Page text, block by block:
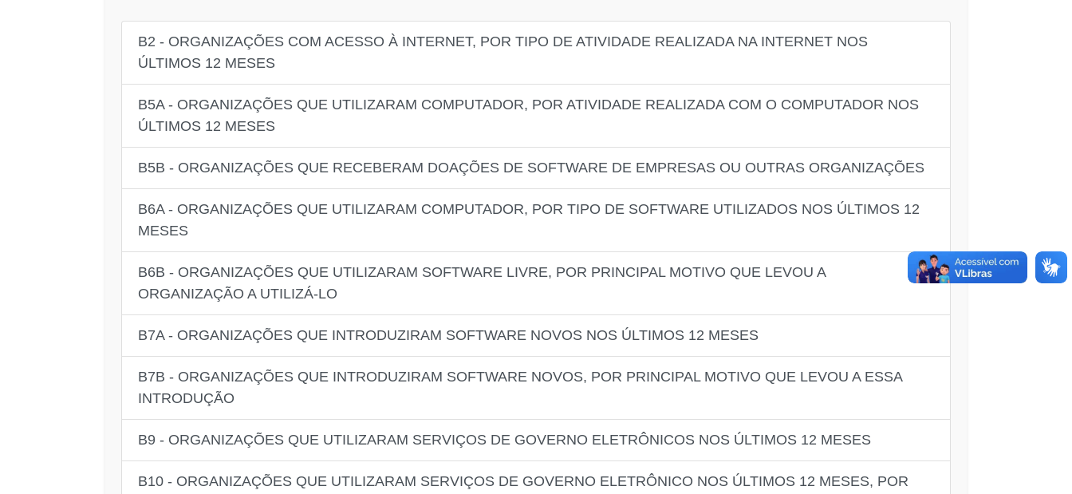
B2 - ORGANIZAÇÕES COM ACESSO À INTERNET, POR TIPO DE ATIVIDADE REALIZADA NA INTERNET NOS
ÚLTIMOS 12 MESES
B5A - ORGANIZAÇÕES QUE UTILIZARAM COMPUTADOR, POR ATIVIDADE REALIZADA COM O COMPUTADOR NOS
ÚLTIMOS 12 MESES
B5B - ORGANIZAÇÕES QUE RECEBERAM DOAÇÕES DE SOFTWARE DE EMPRESAS OU OUTRAS ORGANIZAÇÕES
B6A - ORGANIZAÇÕES QUE UTILIZARAM COMPUTADOR, POR TIPO DE SOFTWARE UTILIZADOS NOS ÚLTIMOS 12
MESES
B6B - ORGANIZAÇÕES QUE UTILIZARAM SOFTWARE LIVRE, POR PRINCIPAL MOTIVO QUE LEVOU A
ORGANIZAÇÃO A UTILIZÁ-LO
B7A - ORGANIZAÇÕES QUE INTRODUZIRAM SOFTWARE NOVOS NOS ÚLTIMOS 12 MESES
B7B - ORGANIZAÇÕES QUE INTRODUZIRAM SOFTWARE NOVOS, POR PRINCIPAL MOTIVO QUE LEVOU A ESSA
INTRODUÇÃO
B9 - ORGANIZAÇÕES QUE UTILIZARAM SERVIÇOS DE GOVERNO ELETRÔNICOS NOS ÚLTIMOS 12 MESES
B10 - ORGANIZAÇÕES QUE UTILIZARAM SERVIÇOS DE GOVERNO ELETRÔNICO NOS ÚLTIMOS 12 MESES, POR